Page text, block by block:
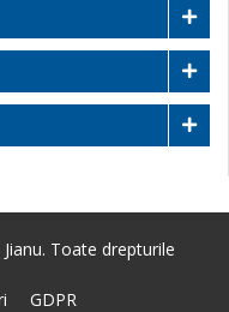
Toate drepturile
GDPR